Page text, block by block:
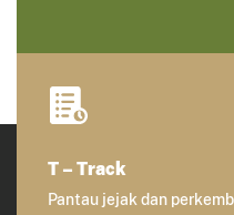
T – Track
Pantau jejak dan